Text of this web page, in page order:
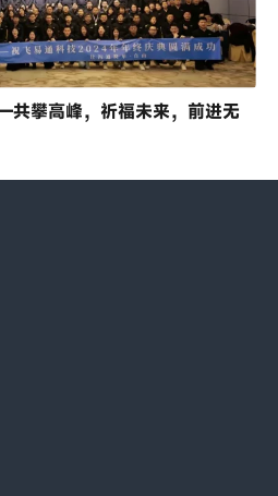
攀高峰，祈福未来，前进无